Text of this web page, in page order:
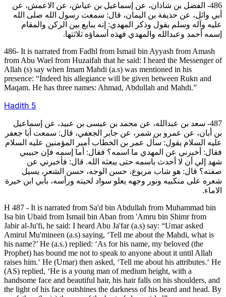
486- الفضل بن شاذان، عن إسماعيل بن عياش، عن الاعمش، عن
أبي وائل، عن حذيفة بن اليمان، قال: سمعت رسول الله صلى الله
عليه وآله وسلم يقول وذكر المهدي: إنه يبايع بين الركن والمقام
إسمه أحمد وعبدالله والمهدي فهذه أسماؤه ثلاثتها.
486- It is narrated from Fadhl from Ismail bin Ayyash from Amash
from Abu Wael from Huzaifah that he said: I heard the Messenger of
Allah (s) say when Imam Mahdi (a.s) was mentioned in his
presence: “Indeed his allegiance will be given between Rukn and
Maqam. He has three names: Ahmad, Abdullah and Mahdi.”
Hadith 5
487- سعد بن عبدالله، عن محمد بن عيسى بن عبيد، عن إسماعيل
بن أبان، عن عمرو بن شمر، عن جابر الجعفي، قال: سمعت أبا جعفر
عليه السلام يقول: سأل عمر بن الخطاب أمير المؤمنين عليه السلام
فقال: أخبرني عن المهدي ما اسمه؟ فقال: أما إسمه فإن حبيبي
شهد إلي أن لا أحدث باسمه حتى يبعثه الله. قال: فأخبرني عن
صفته؟ قال: هو شاب مربوع، حسن الوجه، حسن الشعر، يسيل
شعره على منكبيه ونور وجهه يعلو سواد لحيته ورأسه، بأبي ابن خيرة
الاماء.
H 487 - It is narrated from Sa'd bin Abdullah from Muhammad bin
Isa bin Ubaid from Ismail bin Aban from 'Amru bin Shimr from
Jabir al-Ju'fi, he said: I heard Abu Ja'far (a.s) say: “Umar asked
Amirul Mu'mineen (a.s) saying, ‘Tell me about the Mahdi, what is
his name?’ He (a.s.) replied: ‘As for his name, my beloved (the
Prophet) has bound me not to speak to anyone about it until Allah
raises him.‘ He (Umar) then asked, ‘Tell me about his attributes.‘ He
(AS) replied, ‘He is a young man of medium height, with a
handsome face and beautiful hair, his hair falls on his shoulders, and
the light of his face outshines the darkness of his beard and head. By